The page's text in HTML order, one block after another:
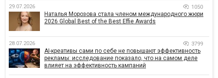
29.07.2026 1050
Наталья Морозова стала членом международного жюри
2026 Global Best of the Best Effie Awards
28.07.2026 3799
AI-креативы сами по себе не повышают эффективность
рекламы: исследование показало, что на самом деле
влияет на эффективность кампаний